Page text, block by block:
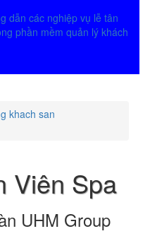
dẫn các nghiệp vụ lễ tân
phần mềm quản lý khách
khach san
Viên Spa
UHM Group